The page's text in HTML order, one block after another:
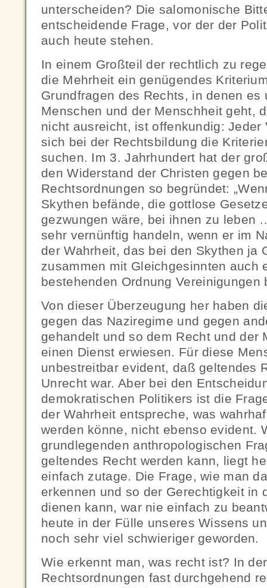
unterscheiden? Die salomonische
entscheidende Frage, vor der der
auch heute stehen.
In einem Großteil der rechtlich zu
die Mehrheit ein genügendes
Grundfragen des Rechts, in denen es
Menschen und der Menschheit geht,
nicht ausreicht, ist offenkundig: Jeder
sich bei der Rechtsbildung die
suchen. Im 3. Jahrhundert hat der
den Widerstand der Christen gegen
Rechtsordnungen so begründet:
Skythen befände, die gottlose
gezwungen wäre, bei ihnen zu leben
sehr vernünftig handeln, wenn er im
der Wahrheit, das bei den Skythen ja
zusammen mit Gleichgesinnten auch
bestehenden Ordnung
Von dieser Überzeugung her haben
gegen das Naziregime und gegen
gehandelt und so dem Recht und der
einen Dienst erwiesen. Für diese
unbestreitbar evident, daß geltendes
Unrecht war. Aber bei den
demokratischen Politikers ist die
der Wahrheit entspreche, was
werden könne, nicht ebenso evident.
grundlegenden anthropologischen
geltendes Recht werden kann, liegt
einfach zutage. Die Frage, wie man
erkennen und so der Gerechtigkeit in
dienen kann, war nie einfach zu
heute in der Fülle unseres Wissens
noch sehr viel schwieriger geworden.
Wie erkennt man, was recht ist? In
Rechtsordnungen fast durchgehend